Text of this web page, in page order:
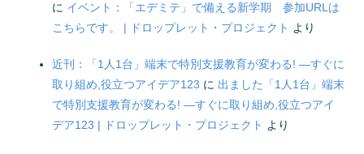
に イベント：「エデミテ」で備える新学期 参加URLは
こちらです。 | ドロップレット・プロジェクト より
近刊：「1人1台」端末で特別支援教育が変わる! ―すぐに
取り組め,役立つアイデア123 に 出ました「1人1台」端末
で特別支援教育が変わる! ―すぐに取り組め,役立つアイ
デア123 | ドロップレット・プロジェクト より